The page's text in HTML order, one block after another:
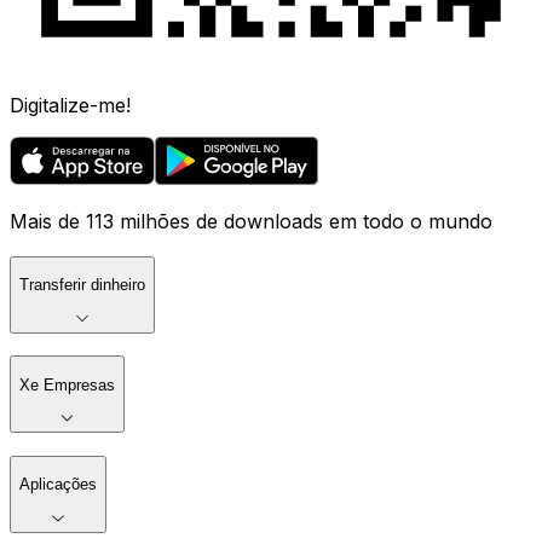
Digitalize-me!
Mais de 113 milhões de downloads em todo o mundo
Transferir dinheiro
Xe Empresas
Aplicações